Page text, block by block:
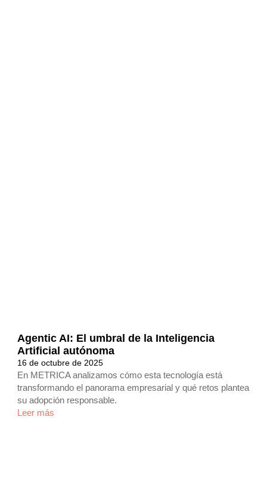
Agentic AI: El umbral de la Inteligencia
Artificial autónoma
16 de octubre de 2025
En METRICA analizamos cómo esta tecnología está
transformando el panorama empresarial y qué retos plantea
su adopción responsable.
Leer más